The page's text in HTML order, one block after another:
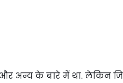
अन्य के बारे में था. लेकिन